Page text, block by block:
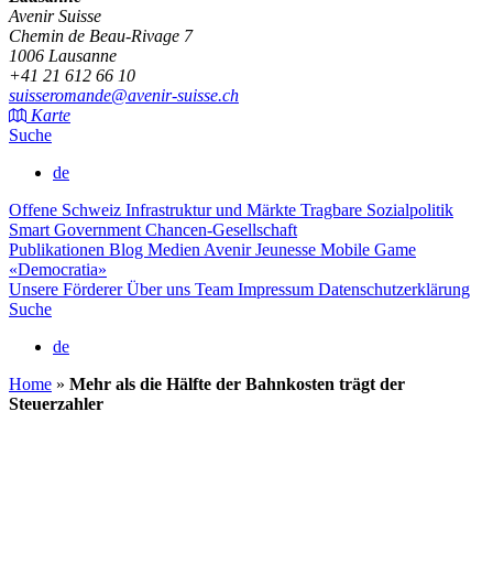
Avenir Suisse
Chemin de Beau-Rivage 7
1006 Lausanne
+41 21 612 66 10
suisseromande@avenir-suisse.ch
Karte
Suche
de
Offene Schweiz Infrastruktur und Märkte Tragbare Sozialpolitik
Smart Government Chancen-Gesellschaft
Publikationen Blog Medien Avenir Jeunesse Mobile Game
«Democratia»
Unsere FördererÜber uns Team Impressum Datenschutzerklärung
Suche
de
Home » Mehr als die Hälfte der Bahnkosten trägt der
Steuerzahler